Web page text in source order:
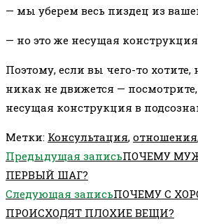
— мы уберем весь пиздец из
— но это же несущая
Поэтому, если вы чего-то хотите,
никак не движется —
несущая конструкция в
Метки: Консультация, отношения
Еще
статьи
Предыдущая записьПОЧЕМУ
ПЕРВЫЙ ШАГ?
Следующая записьПОЧЕМУ С
ПРОИСХОДЯТ ПЛОХИЕ ВЕЩИ?